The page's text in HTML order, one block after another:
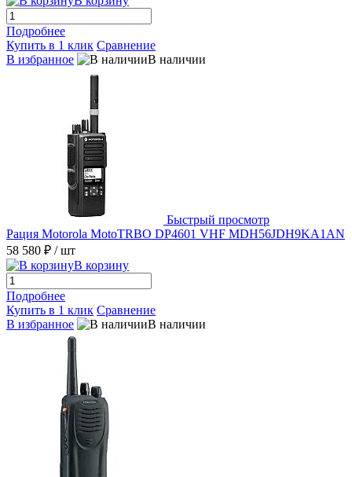
Подробнее
Купить в 1 клик Сравнение
В избранное
В наличии
Быстрый просмотр
Рация Motorola MotoTRBO DP4601 VHF MDH56JDH9KA1AN
58 580 ₽ / шт
В корзину
Подробнее
Купить в 1 клик Сравнение
В избранное
В наличии